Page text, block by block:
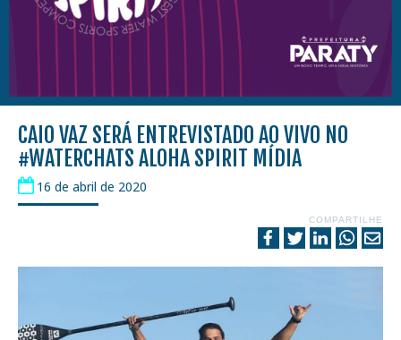
CAIO VAZ SERÁ ENTREVISTADO AO VIVO NO
#WATERCHATS ALOHA SPIRIT MÍDIA
16 de abril de 2020
COMPARTILHE